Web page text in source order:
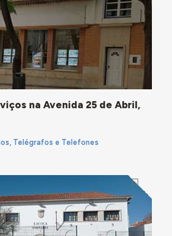
na Avenida 25 de Abril,
Telégrafos e Telefones